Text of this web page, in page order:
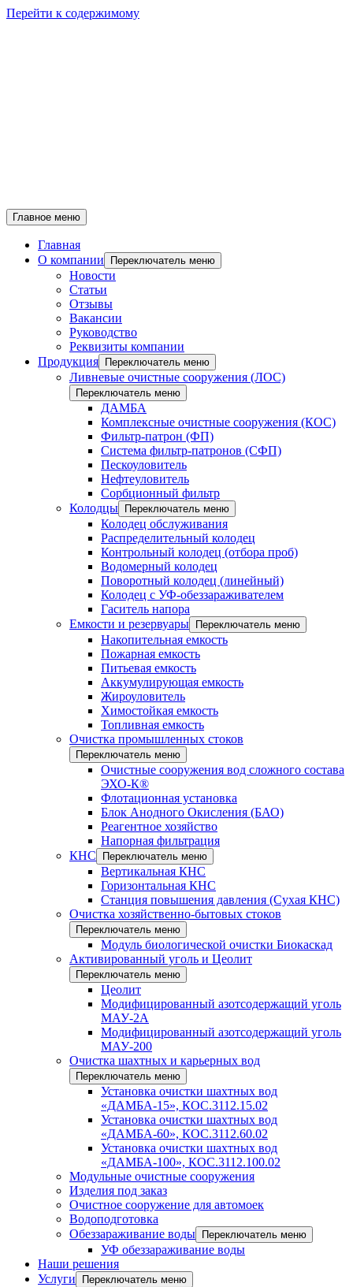
Перейти к содержимому
Главное меню
Главная
О компании
Переключатель меню
Новости
Статьи
Отзывы
Вакансии
Руководство
Реквизиты компании
Продукция
Переключатель меню
Ливневые очистные сооружения (ЛОС)
Переключатель меню
ДАМБА
Комплексные очистные сооружения (КОС)
Фильтр-патрон (ФП)
Система фильтр-патронов (СФП)
Пескоуловитель
Нефтеуловитель
Сорбционный фильтр
Колодцы
Переключатель меню
Колодец обслуживания
Распределительный колодец
Контрольный колодец (отбора проб)
Водомерный колодец
Поворотный колодец (линейный)
Колодец с УФ-обеззараживателем
Гаситель напора
Емкости и резервуары
Переключатель меню
Накопительная емкость
Пожарная емкость
Питьевая емкость
Аккумулирующая емкость
Жироуловитель
Химостойкая емкость
Топливная емкость
Очистка промышленных стоков
Переключатель меню
Очистные сооружения вод сложного состава
ЭХО-К®
Флотационная установка
Блок Анодного Окисления (БАО)
Реагентное хозяйство
Напорная фильтрация
КНС
Переключатель меню
Вертикальная КНС
Горизонтальная КНС
Станция повышения давления (Сухая КНС)
Очистка хозяйственно-бытовых стоков
Переключатель меню
Модуль биологической очистки Биокаскад
Активированный уголь и Цеолит
Переключатель меню
Цеолит
Модифицированный азотсодержащий уголь
МАУ-2А
Модифицированный азотсодержащий уголь
МАУ-200
Очистка шахтных и карьерных вод
Переключатель меню
Установка очистки шахтных вод
«ДАМБА-15», КОС.3112.15.02
Установка очистки шахтных вод
«ДАМБА-60», КОС.3112.60.02
Установка очистки шахтных вод
«ДАМБА-100», КОС.3112.100.02
Модульные очистные сооружения
Изделия под заказ
Очистное сооружение для автомоек
Водоподготовка
Обеззараживание воды
Переключатель меню
УФ обеззараживание воды
Наши решения
Услуги
Переключатель меню